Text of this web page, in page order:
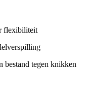
flexibiliteit
bestand tegen knikken